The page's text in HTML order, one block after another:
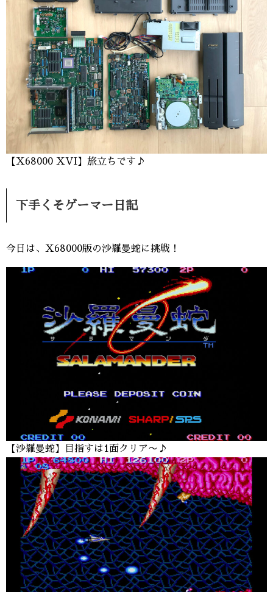
【X68000 XVI】旅立ちです♪
下手くそゲーマー日記
今日は、X68000版の沙羅曼蛇に挑戦！
【沙羅曼蛇】目指すは1面クリア〜♪